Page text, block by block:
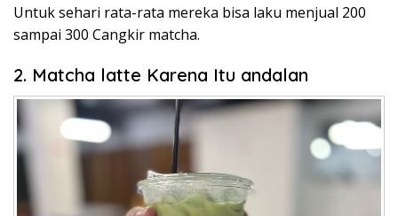
Untuk sehari rata-rata mereka bisa laku menjual 200
sampai 300 Cangkir matcha.
2. Matcha latte Karena Itu andalan